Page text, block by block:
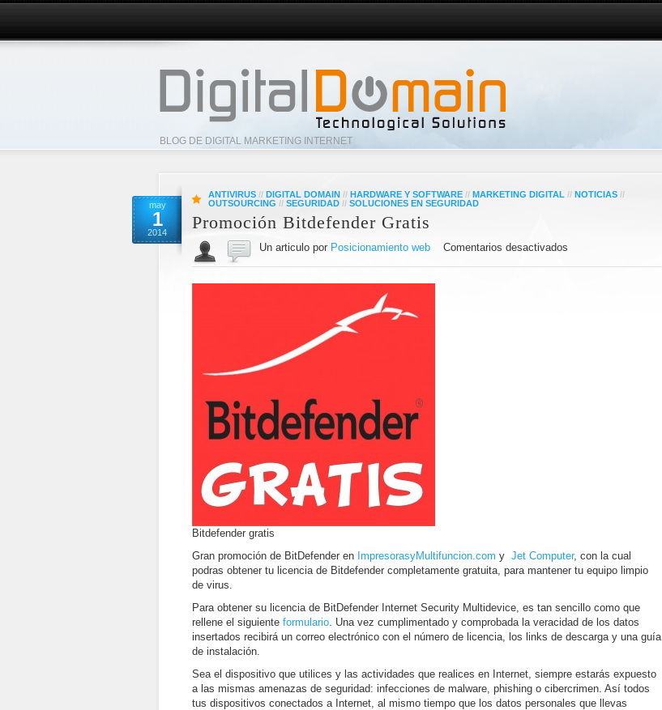
BLOG DE DIGITAL MARKETING INTERNET
may
1
2014
ANTIVIRUS // DIGITAL DOMAIN // HARDWARE Y SOFTWARE // MARKETING DIGITAL // NOTICIAS //
OUTSOURCING // SEGURIDAD // SOLUCIONES EN SEGURIDAD
Promoción Bitdefender Gratis
Un articulo por Posicionamiento web Comentarios desactivados
Bitdefender gratis
Gran promoción de BitDefender en ImpresorasyMultifuncion.com y Jet Computer, con la cual
podras obtener tu licencia de Bitdefender completamente gratuita, para mantener tu equipo limpio
de virus.
Para obtener su licencia de BitDefender Internet Security Multidevice, es tan sencillo como que
rellene el siguiente formulario. Una vez cumplimentado y comprobada la veracidad de los datos
insertados recibirá un correo electrónico con el número de licencia, los links de descarga y una guía
de instalación.
Sea el dispositivo que utilices y las actividades que realices en Internet, siempre estarás expuesto
a las mismas amenazas de seguridad: infecciones de malware, phishing o cibercrimen. Así todos
tus dispositivos conectados a Internet, al mismo tiempo que los datos personales que llevas